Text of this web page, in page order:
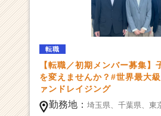
年
月
設
立】
頭
転職
【転職／初期メンバー募集】
を変えませんか？#世界最大
ァンドレイジング
勤務地： 埼玉県、 千葉県、 東